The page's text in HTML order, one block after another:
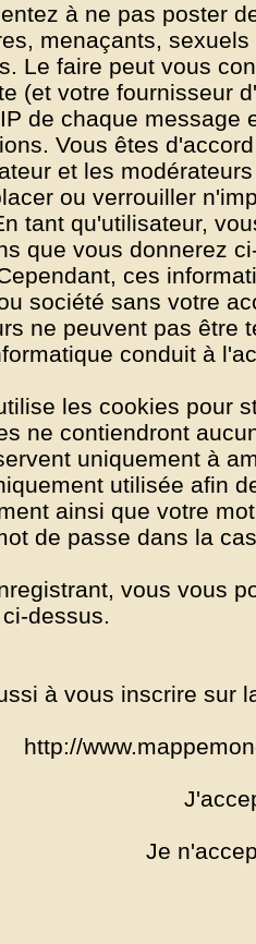
à ne pas poster
menaçants,
Le faire peut vous
(et votre fournisseur
de chaque message
Vous êtes
et les
ou verrouiller
tant qu'utilisateur,
que vous donnerez
ces
société sans votre
ne peuvent pas être
conduit à
les cookies pour
ne contiendront
uniquement à
utilisée afin
ainsi que votre
de passe dans la
vous vous
dessus.
à vous inscrire sur
http://
Je